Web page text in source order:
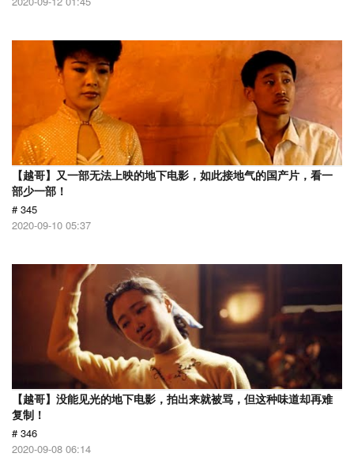
【越哥】又一部无法上映的地下电影，如此接地气的国产片，看一
部少一部！
# 345
2020-09-10 05:37
【越哥】没能见光的地下电影，拍出来就被骂，但这种味道却再难
复制！
# 346
2020-09-08 06:14